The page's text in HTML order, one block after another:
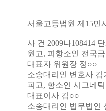
서울고등법원 제15민
사 건 2009나108414
원고, 피항소인 전국
대표자 위원장 정○○
소송대리인 변호사 김
피고, 항소인 시그네
대표이사 김○○
소송대리인 법무법인